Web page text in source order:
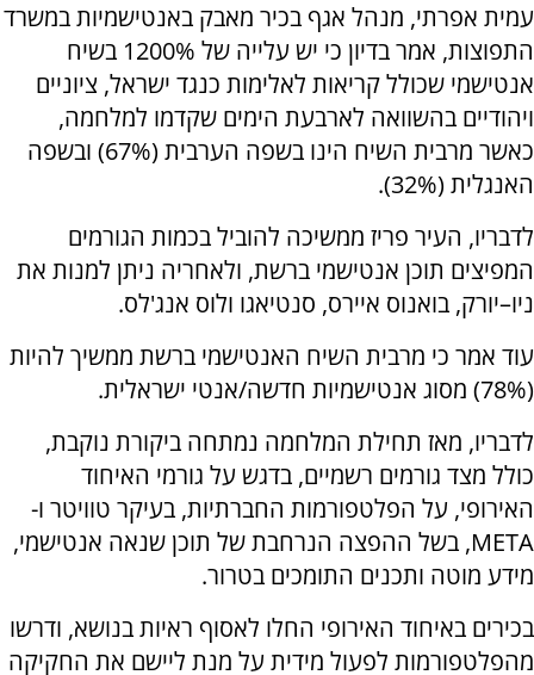
עמית אפרתי, מנהל אגף בכיר מאבק באנטישמיות במשרד
התפוצות, אמר בדיון כי יש עלייה של 1200% בשיח
אנטישמי שכולל קריאות לאלימות כנגד ישראל, ציוניים
ויהודיים בהשוואה לארבעת הימים שקדמו למלחמה,
כאשר מרבית השיח הינו בשפה הערבית (67%) ובשפה
האנגלית (32%).
לדבריו, העיר פריז ממשיכה להוביל בכמות הגורמים
המפיצים תוכן אנטישמי ברשת, ולאחריה ניתן למנות את
ניו–יורק, בואנוס איירס, סנטיאגו ולוס אנג'לס.
עוד אמר כי מרבית השיח האנטישמי ברשת ממשיך להיות
(78%) מסוג אנטישמיות חדשה/אנטי ישראלית.
לדבריו, מאז תחילת המלחמה נמתחה ביקורת נוקבת,
כולל מצד גורמים רשמיים, בדגש על גורמי האיחוד
האירופי, על הפלטפורמות החברתיות, בעיקר טוויטר ו-
META, בשל ההפצה הנרחבת של תוכן שנאה אנטישמי,
מידע מוטה ותכנים התומכים בטרור.
בכירים באיחוד האירופי החלו לאסוף ראיות בנושא, ודרשו
מהפלטפורמות לפעול מידית על מנת ליישם את החקיקה